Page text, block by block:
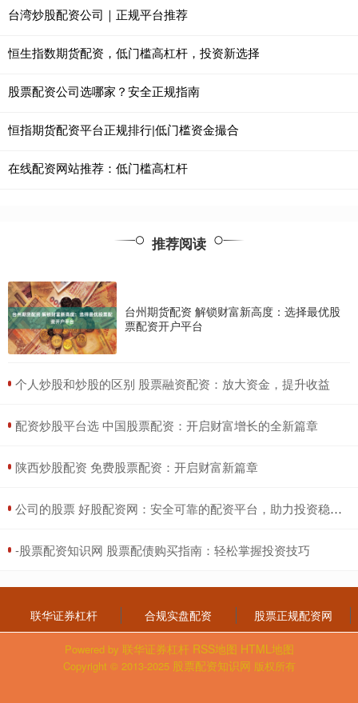
台湾炒股配资公司｜正规平台推荐
恒生指数期货配资，低门槛高杠杆，投资新选择
股票配资公司选哪家？安全正规指南
恒指期货配资平台正规排行|低门槛资金撮合
在线配资网站推荐：低门槛高杠杆
推荐阅读
台州期货配资 解锁财富新高度：选择最优股
票配资开户平台
​个人炒股和炒股的区别 股票融资配资：放大资金，提升收益
​配资炒股平台选 中国股票配资：开启财富增长的全新篇章
​陕西炒股配资 免费股票配资：开启财富新篇章
​公司的股票 好股配资网：安全可靠的配资平台，助力投资稳健获利
​-股票配资知识网 股票配债购买指南：轻松掌握投资技巧
联华证券杠杆 合规实盘配资 股票正规配资网
Powered by 联华证券杠杆 RSS地图 HTML地图
Copyright © 2013-2025 股票配资知识网 版权所有